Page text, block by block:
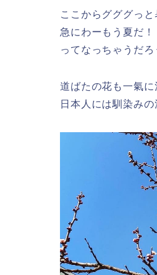
ここからグググっと
急にわーもう夏だ！
ってなっちゃうだ
道ばたの花も一氣
日本人には馴染み